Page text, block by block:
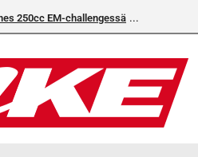
250cc EM-challengessä